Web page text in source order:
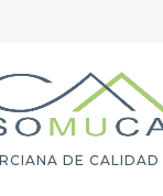
DE CALIDAD